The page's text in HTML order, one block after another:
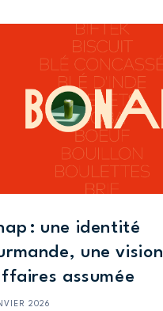
: une identité
une vision
assumée
2026